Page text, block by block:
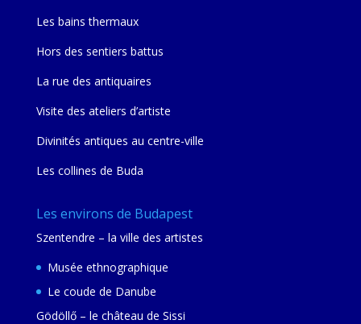
Les bains thermaux
Hors des sentiers battus
La rue des antiquaires
Visite des ateliers d’artiste
Divinités antiques au centre-ville
Les collines de Buda
Les environs de Budapest
Szentendre – la ville des artistes
Musée ethnographique
Le coude de Danube
Gödöllő – le château de Sissi